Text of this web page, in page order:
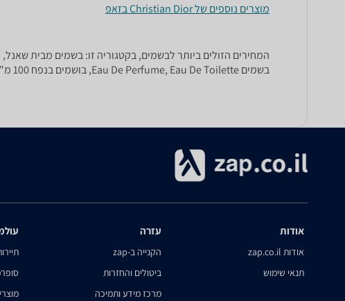
מוצרים נוספים של Christian Dior בזאפ
בשמים Eau De Perfume, Eau De Toilette, בושמים בנפח 100 מ"ל, בושם בנפח 75 מ"ל, ועוד.
אודות
אודות zap.co.il
תנאי שימוש
עזרה
הקנייה ב-zap
ביטולים והחזרות
מרכז מידע ותמיכה